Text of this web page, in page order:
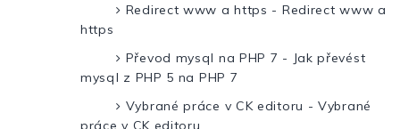
Redirect www a https - Redirect www a
https
Převod mysql na PHP 7 - Jak převést
mysql z PHP 5 na PHP 7
Vybrané práce v CK editoru - Vybrané
práce v CK editoru